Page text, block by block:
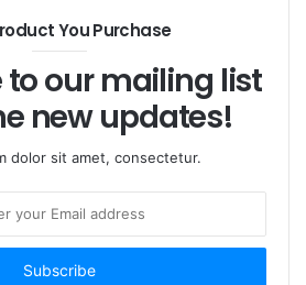
添加光ファイバー増幅器です。高
ァンが内蔵されています。こちら
スタマイズ可能なモジュール型光
。
リックして動作モードを切り替え
制御）モードでは動作電流を設定
御）モードでは出力電力を設定し
You Purchase
to our mailing list
new updates!
dolor sit amet, consectetur.